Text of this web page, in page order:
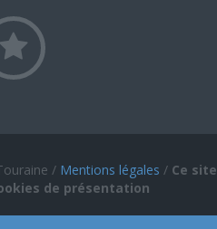
/ Mentions légales / Ce site
de présentation